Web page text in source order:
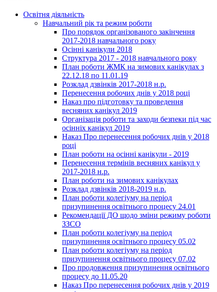
Освітня діяльність
Навчальний рік та режим роботи
Про порядок організованого закінчення
2017-2018 навчального року
Осінні канікули 2018
Структура 2017 - 2018 навчального року
План роботи ЖМК на зимових канікулах з
22.12.18 по 11.01.19
Розклад дзвінків 2017-2018 н.р.
Перенесення робочих днів у 2018 році
Наказ про підготовку та проведення
весняних канікул 2019
Організація роботи та заходи безпеки під час
осінніх канікул 2019
Наказ Про перенесення робочих днів у 2018
році
План роботи на осінні канікули - 2019
Перенесення термінів весняних канікул у
2017-2018 н.р.
План роботи на зимових канікулах
Розклад дзвінків 2018-2019 н.р.
План роботи колегіуму на період
призупинення освітнього процесу 24.01
Рекомендації ДО щодо зміни режиму роботи
ЗЗСО
План роботи колегіуму на період
призупинення освітнього процесу 05.02
План роботи колегіуму на період
призупинення освітнього процесу 07.02
Про продовження призупинення освітнього
процесу до 11.05.20
Наказ Про перенесення робочих днів у 2019